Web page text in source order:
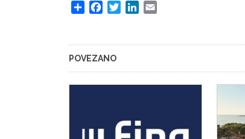
Share FacebookTwitterLinkedIn
POVEZANO